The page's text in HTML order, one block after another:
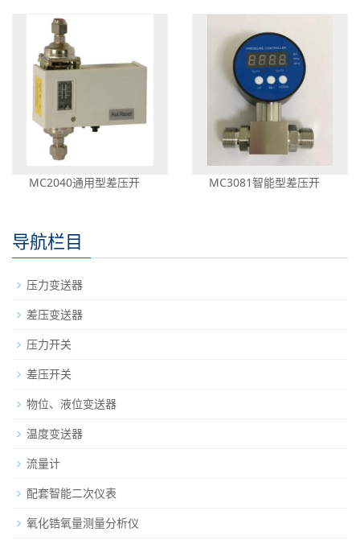
MC2040通用型差压开 MC3081智能型差压开
导航栏目
压力变送器
差压变送器
压力开关
差压开关
物位、液位变送器
温度变送器
流量计
配套智能二次仪表
氧化锆氧量测量分析仪